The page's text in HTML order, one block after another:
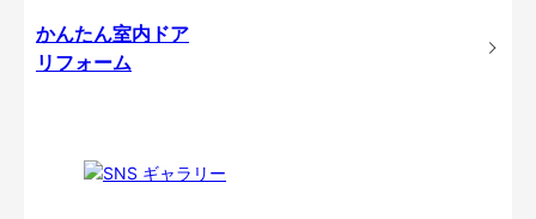
かんたん室内ドア
リフォーム